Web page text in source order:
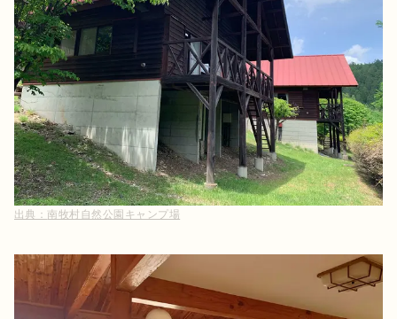
出典： 南牧村自然公園キャンプ場